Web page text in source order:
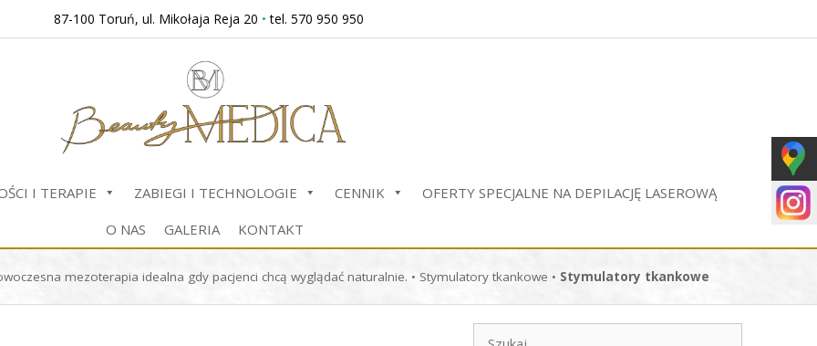
87-100 Toruń, ul. Mikołaja Reja 20 • tel. 570 950 950
I TERAPIE ZABIEGI I TECHNOLOGIE CENNIK
OFERTY SPECJALNE NA DEPILACJĘ LASEROWĄ
O NAS
GALERIA KONTAKT
mezoterapia idealna gdy pacjenci chcą wyglądać naturalnie. • Stymulatory tkankowe • Stymulatory tkankowe
Szukaj: